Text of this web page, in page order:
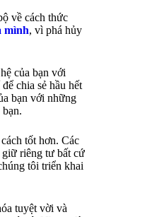
về cách thức
mình, vì phá hủy
của bạn với
chia sẻ hầu hết
bạn với những
tốt hơn. Các
riêng tư bất cứ
tôi triển khai
tuyệt vời và